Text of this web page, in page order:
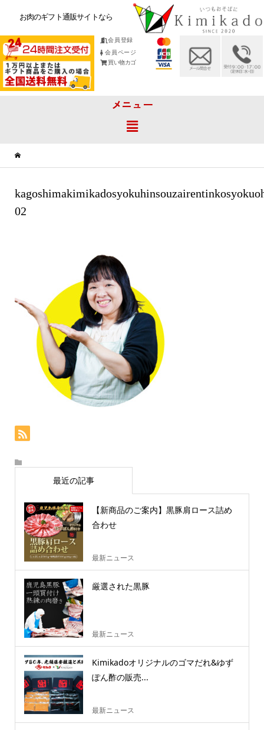
お肉のギフト通販サイトなら
会員登録
会員ページ
買い物カゴ
メニュー
02
最近の記事
【新商品のご案内】黒豚肩ロース詰め
合わせ
最新ニュース
厳選された黒豚
最新ニュース
Kimikadoオリジナルのゴマだれ&ゆず
ぽん酢の販売...
最新ニュース